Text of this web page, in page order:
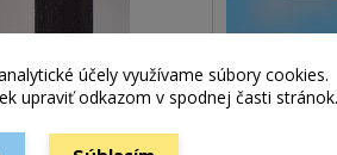
Strážiť
účely využívame súbory cookies.
upraviť odkazom v spodnej časti stránok.